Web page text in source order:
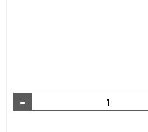
-